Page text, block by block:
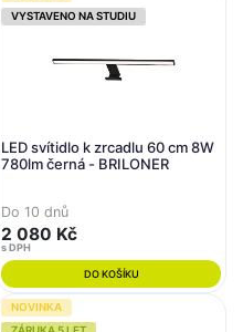
VYSTAVENO NA STUDIU
LED svítidlo k zrcadlu 60 cm 8W
780lm černá - BRILONER
Do 10 dnů
2 080 Kč
s DPH
DO KOŠÍKU
NOVINKA